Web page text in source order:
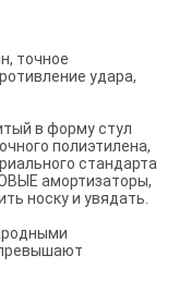
точное
удара,
в форму стул
полиэтилена,
стандарта
амортизаторы,
носку и увядать.